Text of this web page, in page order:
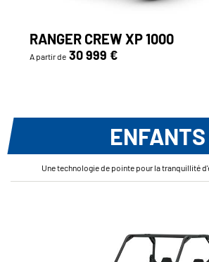
RANGER CREW XP 1000
A partir de 30 999 €
ENFANTS
Une technologie de pointe pour la tranquillité